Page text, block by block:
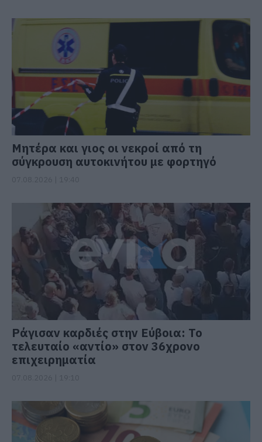
Μητέρα και γιος οι νεκροί από τη
σύγκρουση αυτοκινήτου με φορτηγό
Ράγισαν καρδιές στην Εύβοια: Το
τελευταίο «αντίο» στον 36χρονο
επιχειρηματία